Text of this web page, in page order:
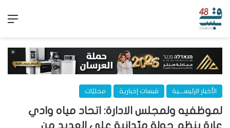
الأخبار الرئيســـية قبسات إخبارية محليّات
لموظفيه ولمجلس الادارة: اتحاد مياه وادي
عارة ينظم جولة ميّدانية على العديد من